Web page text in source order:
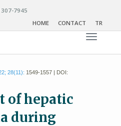
7945
HOME
CONTACT TR
Toggle
28(11): 1549-1557 | DOI:
of hepatic
during